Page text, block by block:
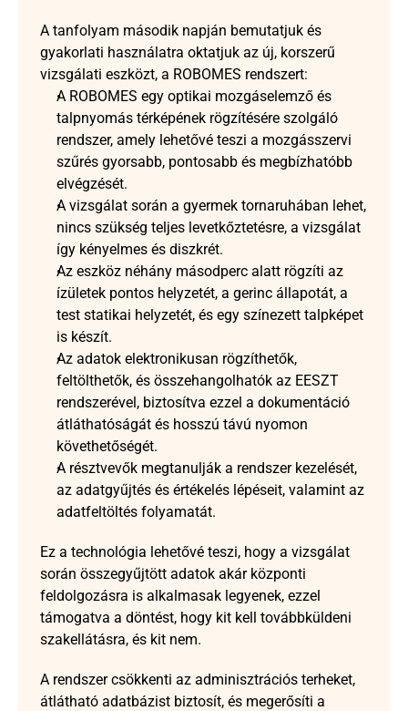
A tanfolyam második napján bemutatjuk és
gyakorlati használatra oktatjuk az új, korszerű
vizsgálati eszközt, a ROBOMES rendszert:
A ROBOMES egy optikai mozgáselemző és
talpnyomás térképének rögzítésére szolgáló
rendszer, amely lehetővé teszi a mozgásszervi
szűrés gyorsabb, pontosabb és megbízhatóbb
elvégzését.
A vizsgálat során a gyermek tornaruhában lehet,
nincs szükség teljes levetkőztetésre, a vizsgálat
így kényelmes és diszkrét.
Az eszköz néhány másodperc alatt rögzíti az
ízületek pontos helyzetét, a gerinc állapotát, a
test statikai helyzetét, és egy színezett talpképet
is készít.
Az adatok elektronikusan rögzíthetők,
feltölthetők, és összehangolhatók az EESZT
rendszerével, biztosítva ezzel a dokumentáció
átláthatóságát és hosszú távú nyomon
követhetőségét.
A résztvevők megtanulják a rendszer kezelését,
az adatgyűjtés és értékelés lépéseit, valamint az
adatfeltöltés folyamatát.
Ez a technológia lehetővé teszi, hogy a vizsgálat
során összegyűjtött adatok akár központi
feldolgozásra is alkalmasak legyenek, ezzel
támogatva a döntést, hogy kit kell továbbküldeni
szakellátásra, és kit nem.
A rendszer csökkenti az adminisztrációs terheket,
átlátható adatbázist biztosít, és megerősíti a